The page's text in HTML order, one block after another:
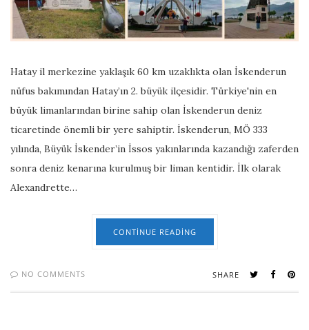
Hatay il merkezine yaklaşık 60 km uzaklıkta olan İskenderun
nüfus bakımından Hatay’ın 2. büyük ilçesidir. Türkiye'nin en
büyük limanlarından birine sahip olan İskenderun deniz
ticaretinde önemli bir yere sahiptir. İskenderun, MÖ 333
yılında, Büyük İskender’in İssos yakınlarında kazandığı zaferden
sonra deniz kenarına kurulmuş bir liman kentidir. İlk olarak
Alexandrette…
CONTINUE READING
NO COMMENTS SHARE